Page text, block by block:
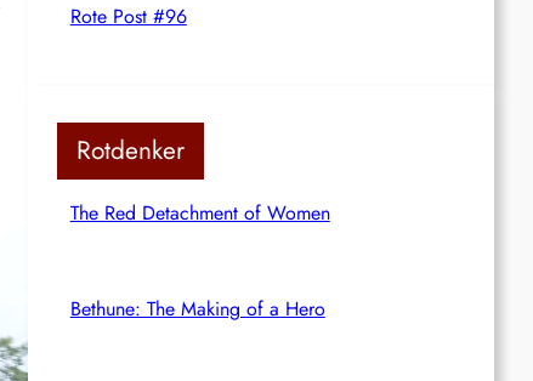
Rote Post #96
Rotdenker
The Red Detachment of Women
Bethune: The Making of a Hero